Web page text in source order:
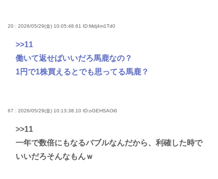
20 : 2026/05/29(金) 10:05:48.61 ID:Mdj4m1Td0
>>11
働いて返せばいいだろ馬鹿なの？
1円で1株買えるとでも思ってる馬鹿？
67 : 2026/05/29(金) 10:13:38.10 ID:oGEHSAOi0
>>11
一年で数倍にもなるバブルなんだから、利確した時で
いいだろそんなもんｗ